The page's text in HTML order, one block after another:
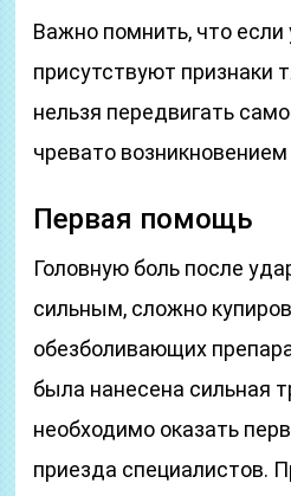
Важно помнить, что если
присутствуют признаки
нельзя передвигать
чревато
Первая помощь
Головную боль после
сильным, сложно
обезболивающих
была нанесена сильная
необходимо оказать
приезда специалистов.